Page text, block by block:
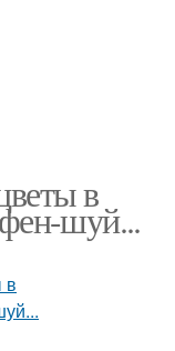
в
фен-шуй...